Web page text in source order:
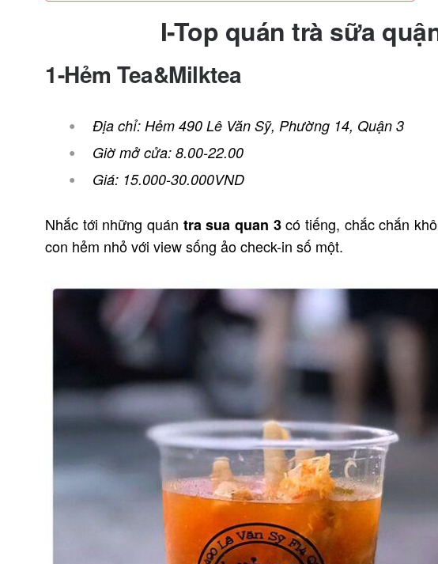
I-Top quán trà sữa
1-Hẻm Tea&Milktea
Địa chỉ: Hẻm 490 Lê Văn Sỹ, Phường 14, Quận 3
Giờ mở cửa: 8.00-22.00
Giá: 15.000-30.000VND
Nhắc tới những quán tra sua quan 3có tiếng, chắc chắn
con hẻm nhỏ với view sống ảo check-in số một.